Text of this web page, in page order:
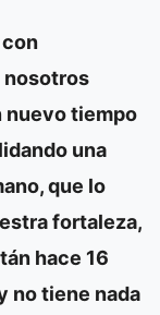
con
nosotros
nuevo tiempo
una
que lo
fortaleza,
hace 16
no tiene nada